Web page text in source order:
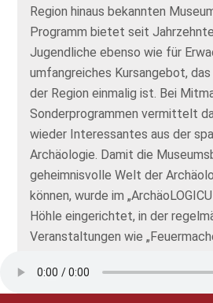
Region hinaus bekannten
Programm bietet seit
Jugendliche ebenso wie für
umfangreiches Kursangebot, das
der Region einmalig ist. Bei
Sonderprogrammen vermittelt
wieder Interessantes aus der
Archäologie. Damit die
geheimnisvolle Welt der
können, wurde im
Höhle eingerichtet, in der
Veranstaltungen wie
Museum findet sich der
Kinderspielplatz. Dort gibt es